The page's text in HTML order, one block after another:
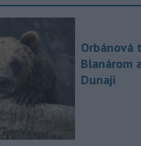
Orbánová
Blanárom
Dunaji